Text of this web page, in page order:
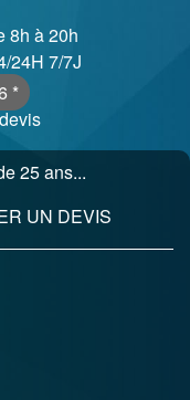
8h à 20h
24H 7/7J
*
25 ans...
UN DEVIS